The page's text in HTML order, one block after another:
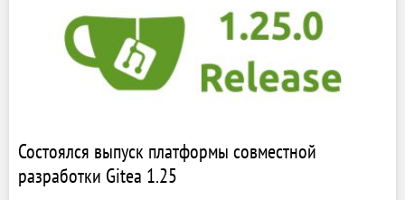
Состоялся выпуск платформы совместной
разработки Gitea 1.25